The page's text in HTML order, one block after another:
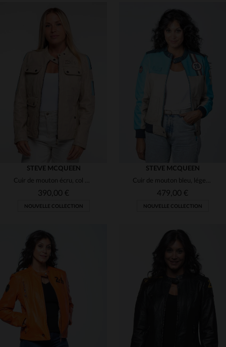
TAILLES DISPONIBLES
TAILLES DISPONIBLES
STEVE MCQUEEN
Cuir de mouton écru, col motard, coupe regular. Hommage à McQueen.
390,00 €
NOUVELLE COLLECTION
TAILLES DISPONIBLES
STEVE MCQUEEN
Cuir de mouton bleu, léger et souple. Style motard, héritage McQueen.
479,00 €
NOUVELLE COLLECTION